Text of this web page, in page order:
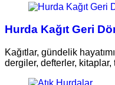
Hurda Kağıt Geri
Kağıtlar, gündelik
dergiler, defterler, kitaplar,